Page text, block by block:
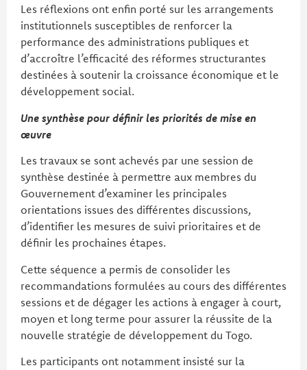
Les réflexions ont enfin porté sur les arrangements
institutionnels susceptibles de renforcer la
performance des administrations publiques et
d’accroître l’efficacité des réformes structurantes
destinées à soutenir la croissance économique et le
développement social.
Une synthèse pour définir les priorités de mise en
œuvre
Les travaux se sont achevés par une session de
synthèse destinée à permettre aux membres du
Gouvernement d’examiner les principales
orientations issues des différentes discussions,
d’identifier les mesures de suivi prioritaires et de
définir les prochaines étapes.
Cette séquence a permis de consolider les
recommandations formulées au cours des différentes
sessions et de dégager les actions à engager à court,
moyen et long terme pour assurer la réussite de la
nouvelle stratégie de développement du Togo.
Les participants ont notamment insisté sur la